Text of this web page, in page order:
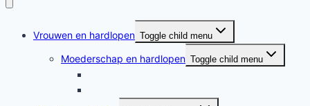
Vrouwen en hardlopen Toggle child menu
Moederschap en hardlopen Toggle child menu